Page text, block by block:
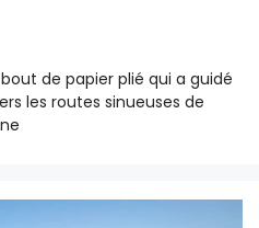
de papier plié qui a guidé
les routes sinueuses de